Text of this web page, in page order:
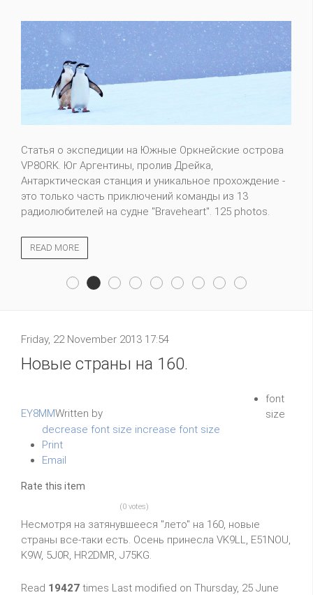
Статья о экспедиции на Южные Оркнейские острова
VP8ORK. Юг Аргентины, пролив Дрейка,
Антарктическая станция и уникальное прохождение -
это только часть приключений команды из 13
радиолюбителей на судне "Braveheart". 125 photos.
READ MORE
Friday, 22 November 2013 17:54
Новые страны на 160.
Written by
EY8MM
font
size
decrease font size increase font size
Print
Email
Rate this item
(0 votes)
Несмотря на затянувшееся "лето" на 160, новые
страны все-таки есть. Осень принесла VK9LL, E51NOU,
K9W, 5J0R, HR2DMR, J75KG.
Read 19427 times Last modified on Thursday, 25 June